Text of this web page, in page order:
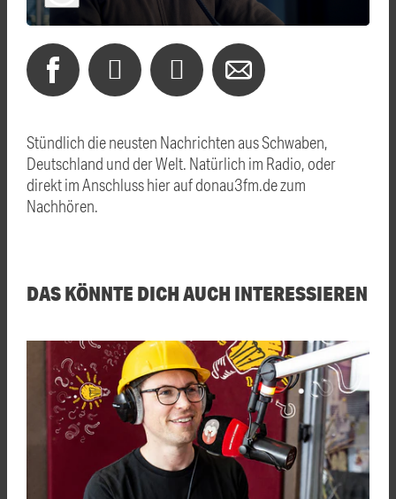
Stündlich die neusten Nachrichten aus Schwaben,
Deutschland und der Welt. Natürlich im Radio, oder
direkt im Anschluss hier auf donau3fm.de zum
Nachhören.
DAS KÖNNTE DICH AUCH INTERESSIEREN